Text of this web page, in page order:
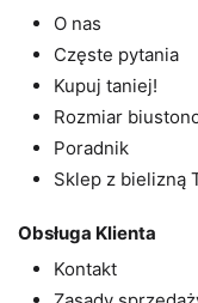
O nas
Częste pytania
Kupuj taniej!
Rozmiar
Poradnik
Sklep z bielizną
Obsługa Klienta
Kontakt